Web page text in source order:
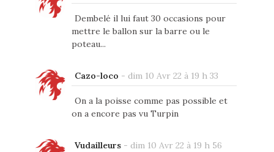
Dembelé il lui faut 30 occasions pour
mettre le ballon sur la barre ou le
poteau...
Cazo-loco - dim 10 Avr 22 à 19 h 33
On a la poisse comme pas possible et
on a encore pas vu Turpin
Vudailleurs- dim 10 Avr 22 à 19 h 56